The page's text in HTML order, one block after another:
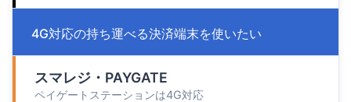
4G対応の持ち運べる決済端末を使いたい
スマレジ・PAYGATE
ペイゲートステーションは4G対応